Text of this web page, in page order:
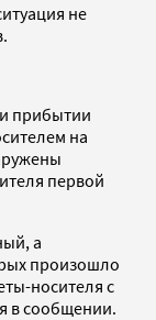
не
прибытии
на
первой
а
произошло
носителя с
в сообщении.